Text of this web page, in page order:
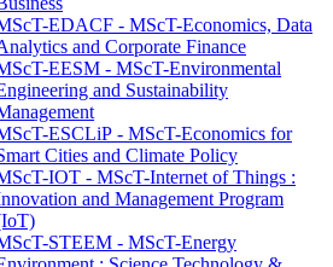
EDACF - MScT-Economics, Data
and Corporate Finance
EESM - MScT-Environmental
and Sustainability
ESCLiP - MScT-Economics for
Cities and Climate Policy
IOT - MScT-Internet of Things :
and Management Program
STEEM - MScT-Energy